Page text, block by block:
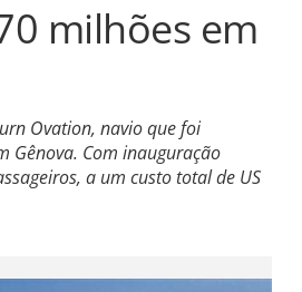
milhões em
Ovation, navio que foi
Gênova. Com inauguração
a um custo total de US